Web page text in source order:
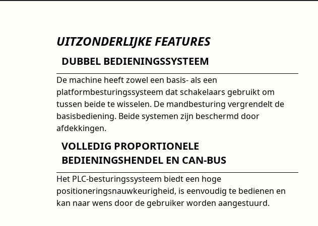
UITZONDERLIJKE FEATURES
DUBBEL BEDIENINGSSYSTEEM
De machine heeft zowel een basis- als een
platformbesturingssysteem dat schakelaars gebruikt om
tussen beide te wisselen. De mandbesturing vergrendelt de
basisbediening. Beide systemen zijn beschermd door
afdekkingen.
VOLLEDIG PROPORTIONELE
BEDIENINGSHENDEL EN CAN-BUS
Het PLC-besturingssysteem biedt een hoge
positioneringsnauwkeurigheid, is eenvoudig te bedienen en
kan naar wens door de gebruiker worden aangestuurd.